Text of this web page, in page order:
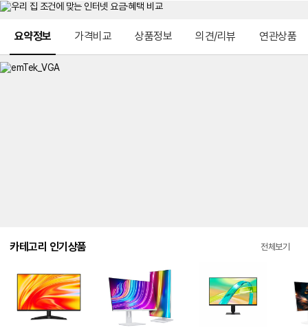
요약정보 가격비교 상품정보 의견/리뷰 연관상품
카테고리 인기상품 전체보기